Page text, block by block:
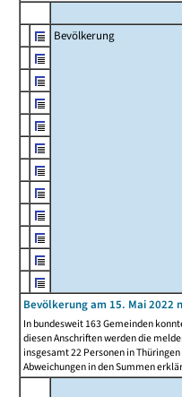
Bevölkerung
Bevölkerung am 15. Mai 2022
In bundesweit 163 Gemeinden
diesen Anschriften werden die
insgesamt 22 Personen in
Abweichungen in den Summen